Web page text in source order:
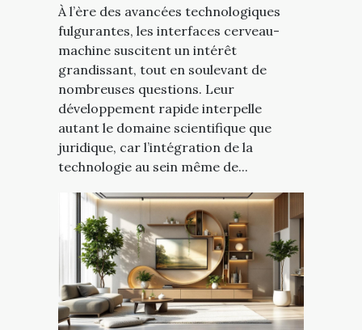
À l’ère des avancées technologiques
fulgurantes, les interfaces cerveau-
machine suscitent un intérêt
grandissant, tout en soulevant de
nombreuses questions. Leur
développement rapide interpelle
autant le domaine scientifique que
juridique, car l’intégration de la
technologie au sein même de...